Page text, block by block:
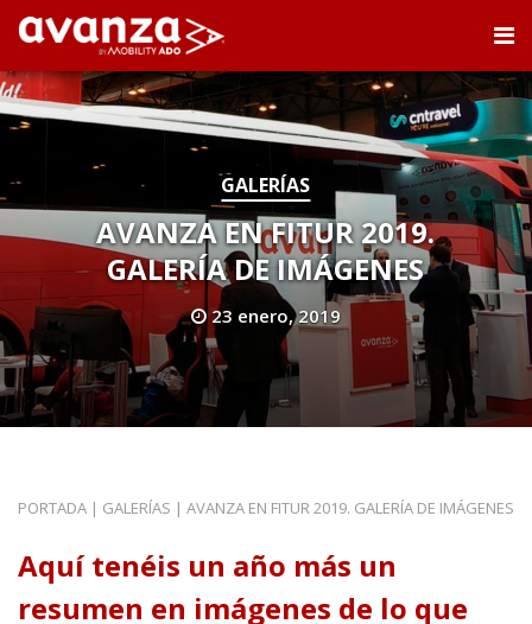
GALERÍAS
AVANZA EN FITUR 2019.
GALERÍA DE IMÁGENES
23 enero, 2019
PORTADA | GALERÍAS | AVANZA EN FITUR 2019. GALERÍA DE IMÁGENES
Aquí tenéis un año más un
resumen en imágenes de lo que